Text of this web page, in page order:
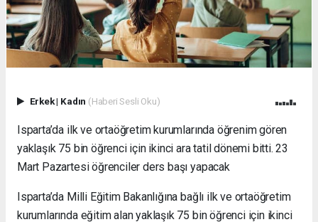
Erkek| Kadın (Haberi Sesli Oku)
Isparta’da ilk ve ortaöğretim kurumlarında öğrenim gören
yaklaşık 75 bin öğrenci için ikinci ara tatil dönemi bitti. 23
Mart Pazartesi öğrenciler ders başı yapacak
Isparta’da Milli Eğitim Bakanlığına bağlı ilk ve ortaöğretim
kurumlarında eğitim alan yaklaşık 75 bin öğrenci için ikinci